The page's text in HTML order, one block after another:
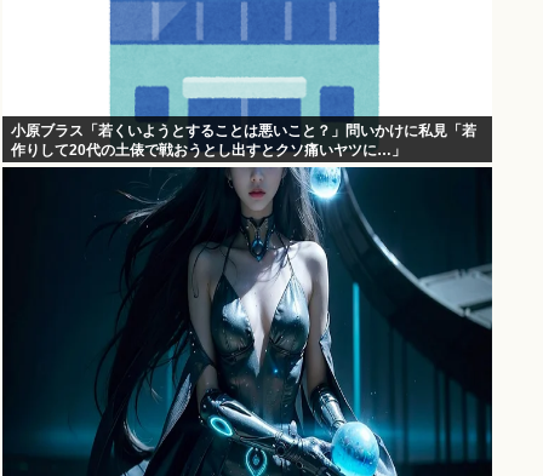
小原ブラス「若くいようとすることは悪いこと？」問いかけに私見「若
作りして20代の土俵で戦おうとし出すとクソ痛いヤツに…」